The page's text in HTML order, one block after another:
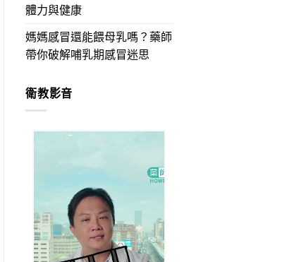
體力與健康
媽媽感冒還能餵母乳嗎？藥師
帶你破解哺乳期感冒迷思
衛教影音